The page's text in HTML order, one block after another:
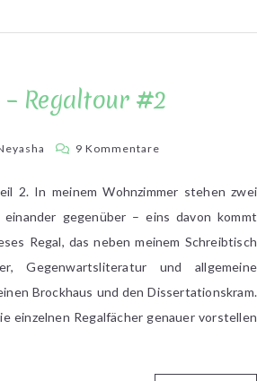
Regaltour #2
9 Kommentare
–
2. In meinem Wohnzimmer stehen zwei
einander gegenüber – eins davon kommt
Regal, das neben meinem Schreibtisch
Gegenwartsliteratur und allgemeine
Brockhaus und den Dissertationskram.
einzelnen Regalfächer genauer vorstellen